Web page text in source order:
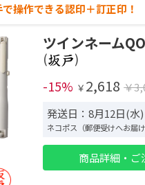
で操作できる認印＋訂正印！
ツインネーム
(
)
-15% ￥ 2,618 ￥
発送日：8月12日(水)
ネコポス（郵便受けへお届け
商品詳細・ご